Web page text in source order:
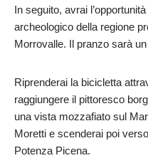
In seguito, avrai
archeologico della regione
Morrovalle. Il pranzo sarà
Riprenderai la bicicletta
raggiungere il pittoresco
una vista mozzafiato sul
Moretti e scenderai poi
Potenza Picena.